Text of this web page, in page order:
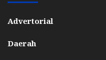
Advertorial
Daerah